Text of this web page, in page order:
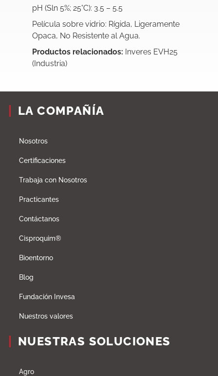
pH (Sln 5%; 25°C): 3.5 – 5.5
Película sobre vidrio: Rígida, Ligeramente
Opaca, No Resistente al Agua.
Productos relacionados: Inveres EVH25
(Industria)
LA COMPAÑÍA
Nosotros
Certificaciones
Trabaja con Nosotros
Practicantes
Contáctanos
Cisproquim®
Bioentorno
Blog
Fundación Invesa
Nuestros valores
NUESTRAS SOLUCIONES
Agro